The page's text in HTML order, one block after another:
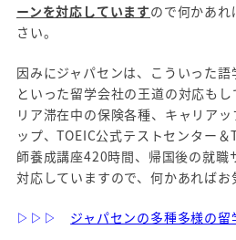
ーンを対応していますので何かあ
さい。
因みにジャパセンは、こういった
といった留学会社の王道の対応も
リア滞在中の保険各種、キャリア
ップ、TOEIC公式テストセンター
師養成講座420時間、帰国後の就職
対応していますので、何かあればお
▷▷▷ ジャパセンの多種多様の